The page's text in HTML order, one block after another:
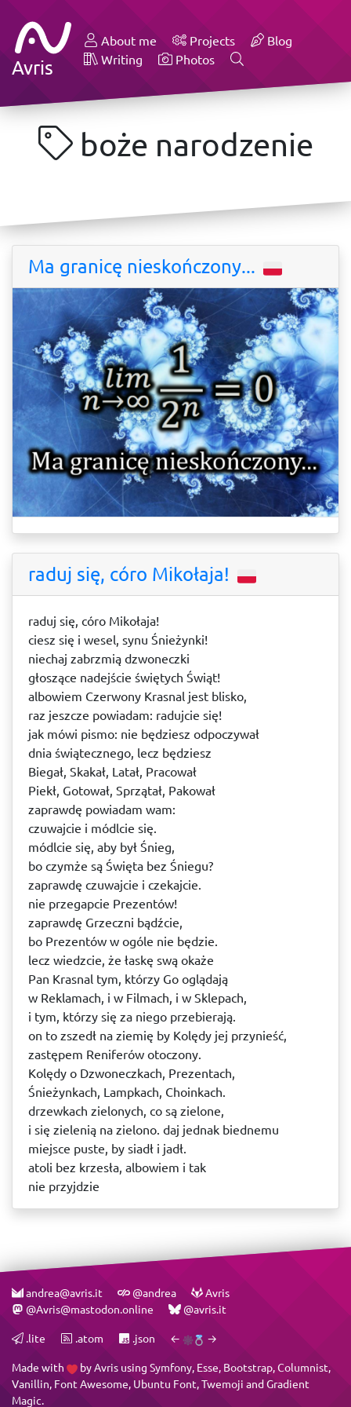
Avris
About me Projects
Blog
Writing
Photos
boże narodzenie
Ma granicę nieskończony...
raduj się, córo Mikołaja!
raduj się, córo Mikołaja!
ciesz się i wesel, synu Śnieżynki!
niechaj zabrzmią dzwoneczki
głoszące nadejście świętych Świąt!
albowiem Czerwony Krasnal jest blisko,
raz jeszcze powiadam: radujcie się!
jak mówi pismo: nie będziesz odpoczywał
dnia świątecznego, lecz będziesz
Biegał, Skakał, Latał, Pracował
Piekł, Gotował, Sprzątał, Pakował
zaprawdę powiadam wam:
czuwajcie i módlcie się.
módlcie się, aby był Śnieg,
bo czymże są Święta bez Śniegu?
zaprawdę czuwajcie i czekajcie.
nie przegapcie Prezentów!
zaprawdę Grzeczni bądźcie,
bo Prezentów w ogóle nie będzie.
lecz wiedzcie, że łaskę swą okaże
Pan Krasnal tym, którzy Go oglądają
w Reklamach, i w Filmach, i w Sklepach,
i tym, którzy się za niego przebierają.
on to zszedł na ziemię by Kolędy jej przynieść,
zastępem Reniferów otoczony.
Kolędy o Dzwoneczkach, Prezentach,
Śnieżynkach, Lampkach, Choinkach.
drzewkach zielonych, co są zielone,
i się zielenią na zielono. daj jednak biednemu
miejsce puste, by siadł i jadł.
atoli bez krzesła, albowiem i tak
nie przyjdzie
andrea@avris.it @andrea
Avris
@Avris@mastodon.online
@avris.it
.lite .atom .json ← →
Made with byAvris using Symfony, Esse, Bootstrap,Columnist,
Vanillin, Font Awesome, Ubuntu Font,Twemoji andGradient
Magic.